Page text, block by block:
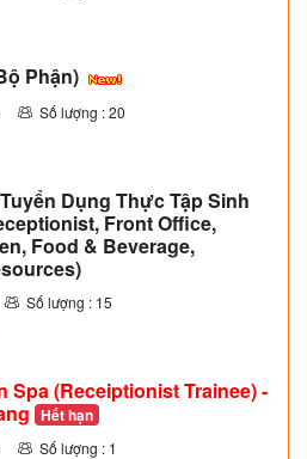
Phận)
Số lượng : 20
Dụng Thực Tập Sinh
Front Office,
Food & Beverage,
Số lượng : 15
Spa (Receiptionist Trainee) -
Hết hạn
Số lượng : 1